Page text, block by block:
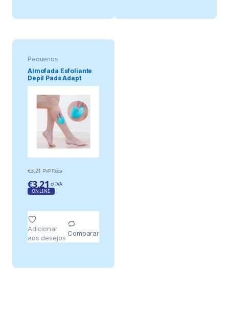
Pequenos
electrodomésticos
Almofada Esfoliante
Depil Pads Adapt
€3,21 PVP Física
€3,21 c/ IVA
ONLINE
Adicionar
aos desejos
Comparar